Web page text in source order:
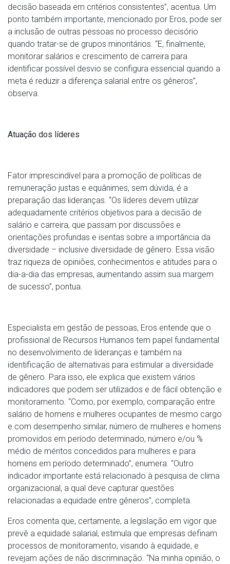
decisão baseada em critérios consistentes”, acentua. Um
ponto também importante, mencionado por Eros, pode ser
a inclusão de outras pessoas no processo decisório
quando tratar-se de grupos minoritários. “E, finalmente,
monitorar salários e crescimento de carreira para
identificar possível desvio se configura essencial quando a
meta é reduzir a diferença salarial entre os gêneros”,
observa.
Atuação dos líderes
Fator imprescindível para a promoção de políticas de
remuneração justas e equânimes, sem dúvida, é a
preparação das lideranças. “Os líderes devem utilizar
adequadamente critérios objetivos para a decisão de
salário e carreira, que passam por discussões e
orientações profundas e isentas sobre a importância da
diversidade – inclusive diversidade de gênero. Essa visão
traz riqueza de opiniões, conhecimentos e atitudes para o
dia-a-dia das empresas, aumentando assim sua margem
de sucesso”, pontua.
Especialista em gestão de pessoas, Eros entende que o
profissional de Recursos Humanos tem papel fundamental
no desenvolvimento de lideranças e também na
identificação de alternativas para estimular a diversidade
de gênero. Para isso, ele explica que existem vários
indicadores que podem ser utilizados e de fácil obtenção e
monitoramento. “Como, por exemplo, comparação entre
salário de homens e mulheres ocupantes de mesmo cargo
e com desempenho similar, número de mulheres e homens
promovidos em período determinado, número e/ou %
médio de méritos concedidos para mulheres e para
homens em período determinado”, enumera. “Outro
indicador importante está relacionado à pesquisa de clima
organizacional, a qual deve capturar questões
relacionadas a equidade entre gêneros”, completa.
Eros comenta que, certamente, a legislação em vigor que
prevê a equidade salarial, estimula que empresas definam
processos de monitoramento, visando à equidade, e
revejam ações de não discriminação. “Na minha opinião, o